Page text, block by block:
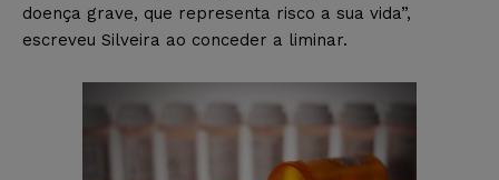
doença grave, que representa risco a sua vida”,
escreveu Silveira ao conceder a liminar.